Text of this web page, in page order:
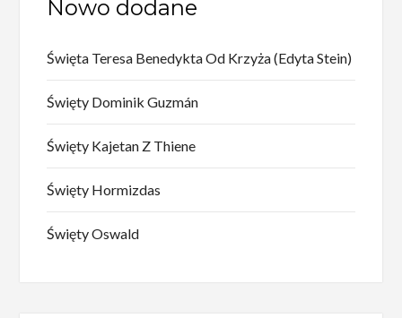
Nowo dodane
Święta Teresa Benedykta Od Krzyża (Edyta Stein)
Święty Dominik Guzmán
Święty Kajetan Z Thiene
Święty Hormizdas
Święty Oswald